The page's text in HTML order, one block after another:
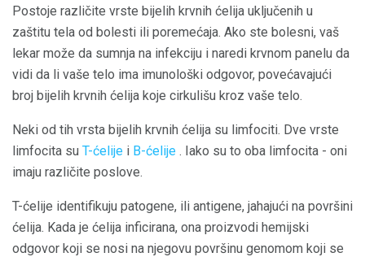
Postoje različite vrste bijelih krvnih ćelija uključenih u
zaštitu tela od bolesti ili poremećaja. Ako ste bolesni, vaš
lekar može da sumnja na infekciju i naredi krvnom panelu da
vidi da li vaše telo ima imunološki odgovor, povećavajući
broj bijelih krvnih ćelija koje cirkulišu kroz vaše telo.
Neki od tih vrsta bijelih krvnih ćelija su limfociti. Dve vrste
limfocita su T-ćelije i B-ćelije . Iako su to oba limfocita - oni
imaju različite poslove.
T-ćelije identifikuju patogene, ili antigene, jahajući na površini
ćelija. Kada je ćelija inficirana, ona proizvodi hemijski
odgovor koji se nosi na njegovu površinu genomom koji se